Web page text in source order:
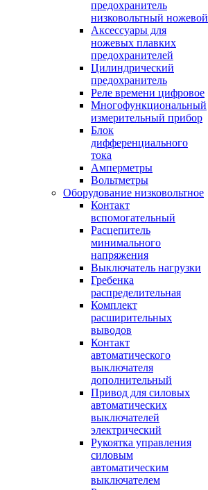
предохранитель
низковольтный ножевой
Аксессуары для
ножевых плавких
предохранителей
Цилиндрический
предохранитель
Реле времени цифровое
Многофункциональный
измерительный прибор
Блок
дифференциального
тока
Амперметры
Вольтметры
Оборудование низковольтное
Контакт
вспомогательный
Расцепитель
минимального
напряжения
Выключатель нагрузки
Гребенка
распределительная
Комплект
расширительных
выводов
Контакт
автоматического
выключателя
дополнительный
Привод для силовых
автоматических
выключателей
электрический
Рукоятка управления
силовым
автоматическим
выключателем